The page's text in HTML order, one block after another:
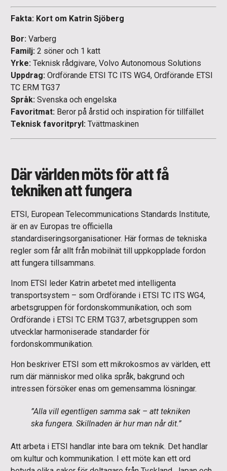
Fakta: Kort om Katrin Sjöberg
Bor:Varberg
Familj:2 söner och 1 katt
Yrke:Teknisk rådgivare, Volvo Autonomous Solutions
Uppdrag:Ordförande ETSI TC ITS WG4, Ordförande ETSI
TC ERM TG37
Språk:Svenska och engelska
Favoritmat:Beror på årstid och inspiration för tillfället
Teknisk favoritpryl:Tvättmaskinen
Där världen möts för att få
tekniken att fungera
ETSI, European Telecommunications Standards Institute,
är en av Europas tre officiella
standardiseringsorganisationer. Här formas de tekniska
regler som får allt från mobilnät till uppkopplade fordon
att fungera tillsammans.
Inom ETSI leder Katrin arbetet med intelligenta
transportsystem – som Ordförande i ETSI TC ITS WG4,
arbetsgruppen för fordonskommunikation, och som
Ordförande i ETSI TC ERM TG37, arbetsgruppen som
utvecklar harmoniserade standarder för
fordonskommunikation.
Hon beskriver ETSI som ett mikrokosmos av världen, ett
rum där människor med olika språk, bakgrund och
intressen försöker enas om gemensamma lösningar.
”Alla vill egentligen samma sak – att tekniken
ska fungera. Skillnaden är hur man når dit.”
Att arbeta i ETSI handlar inte bara om teknik. Det handlar
om kultur och kommunikation. I ett möte kan ett ord